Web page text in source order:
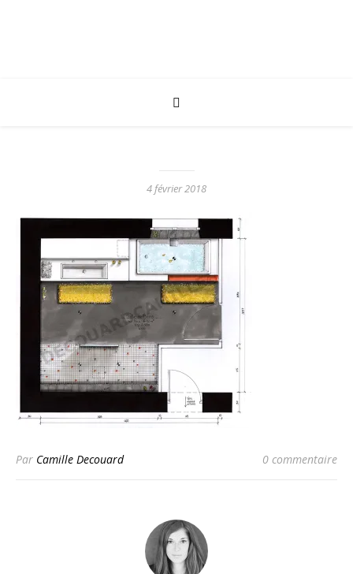
4 février 2018
Par Camille Decouard 0 commentaire